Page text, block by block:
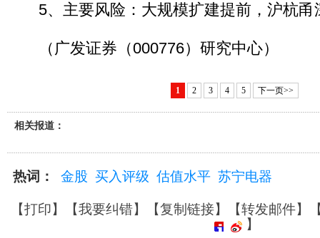
5、主要风险：大规模扩建提前，沪杭甬
（广发证券（000776）研究中心）
1 2 3 4 5 下一页>>
相关报道：
热词： 金股 买入评级 估值水平 苏宁电器
【打印】【我要纠错】【复制链接】【转发邮件】
】